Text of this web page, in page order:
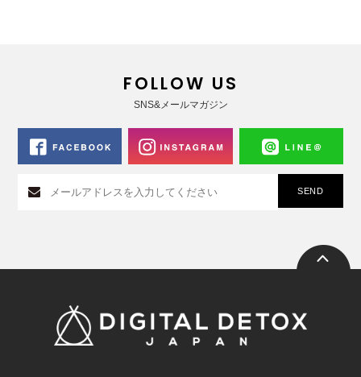
FOLLOW US
SNS&メールマガジン